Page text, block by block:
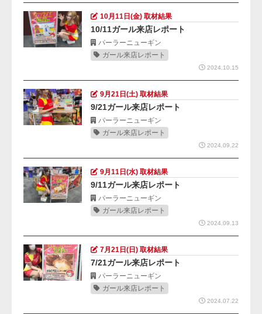
10月11日(金) 取材結果
10/11ガール来店レポート
パーラーニューギン
ガール来店レポート
2024.10.15
9月21日(土) 取材結果
9/21ガール来店レポート
パーラーニューギン
ガール来店レポート
2024.09.22
9月11日(水) 取材結果
9/11ガール来店レポート
パーラーニューギン
ガール来店レポート
2024.09.13
7月21日(日) 取材結果
7/21ガール来店レポート
パーラーニューギン
ガール来店レポート
2024.07.22